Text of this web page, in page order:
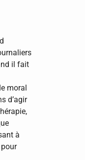
il fait
moral
d’agir
à